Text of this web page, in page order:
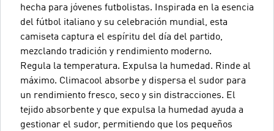
hecha para jóvenes futbolistas. Inspirada en la esencia
del fútbol italiano y su celebración mundial, esta
camiseta captura el espíritu del día del partido,
mezclando tradición y rendimiento moderno.
Regula la temperatura. Expulsa la humedad. Rinde al
máximo. Climacool absorbe y dispersa el sudor para
un rendimiento fresco, seco y sin distracciones. El
tejido absorbente y que expulsa la humedad ayuda a
gestionar el sudor, permitiendo que los pequeños